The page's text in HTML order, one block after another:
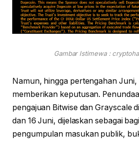
Gambar Istimewa :
Namun, hingga pertengahan Juni,
memberikan keputusan.
pengajuan Bitwise dan Grayscale
dan 16 Juni, dijelaskan sebagai
pengumpulan masukan publik,